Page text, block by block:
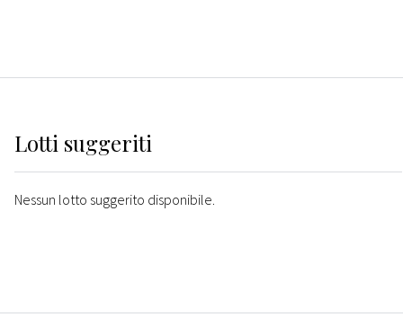
Lotti suggeriti
Nessun lotto suggerito disponibile.